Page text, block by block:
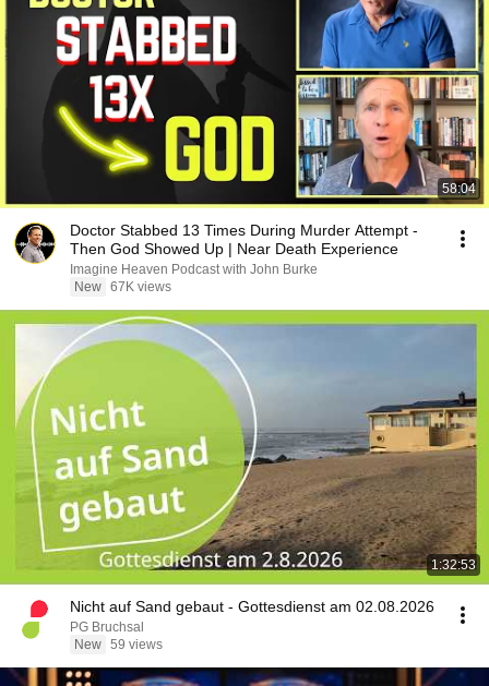
58:04
Doctor Stabbed 13 Times During Murder Attempt -
Then God Showed Up | Near Death Experience
Imagine Heaven Podcast with John Burke
New 67K views
1:32:53
Nicht auf Sand gebaut - Gottesdienst am 02.08.2026
PG Bruchsal
New 59 views